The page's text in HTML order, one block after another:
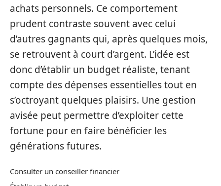
achats personnels. Ce comportement
prudent contraste souvent avec celui
d’autres gagnants qui, après quelques mois,
se retrouvent à court d’argent. L’idée est
donc d’établir un budget réaliste, tenant
compte des dépenses essentielles tout en
s’octroyant quelques plaisirs. Une gestion
avisée peut permettre d’exploiter cette
fortune pour en faire bénéficier les
générations futures.
Consulter un conseiller financier